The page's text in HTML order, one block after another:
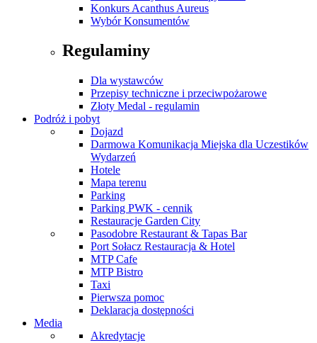
Konkurs Acanthus Aureus
Wybór Konsumentów
Regulaminy
Dla wystawców
Przepisy techniczne i przeciwpożarowe
Złoty Medal - regulamin
Podróż i pobyt
Dojazd
Darmowa Komunikacja Miejska dla Uczestików
Wydarzeń
Hotele
Mapa terenu
Parking
Parking PWK - cennik
Restauracje Garden City
Pasodobre Restaurant & Tapas Bar
Port Sołacz Restauracja & Hotel
MTP Cafe
MTP Bistro
Taxi
Pierwsza pomoc
Deklaracja dostępności
Media
Akredytacje